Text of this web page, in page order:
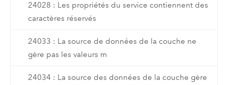
24028 : Les propriétés du service contiennent des
caractères réservés
24033 : La source de données de la couche ne
gère pas les valeurs m
24034 : La source des données de la couche gère